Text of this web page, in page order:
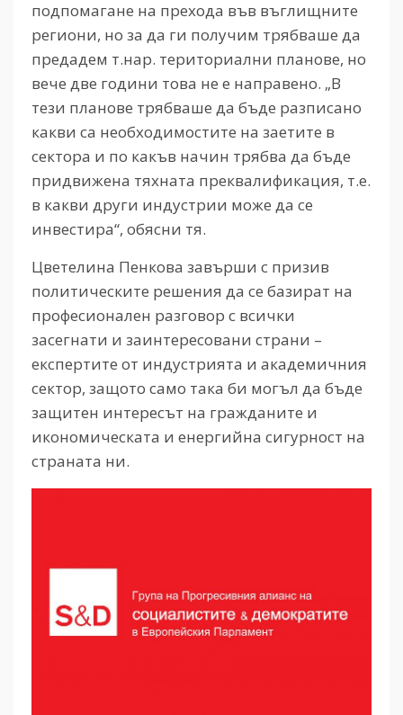
подпомагане на прехода във въглищните
региони, но за да ги получим трябваше да
предадем т.нар. териториални планове, но
вече две години това не е направено. „В
тези планове трябваше да бъде разписано
какви са необходимостите на заетите в
сектора и по какъв начин трябва да бъде
придвижена тяхната преквалификация, т.е.
в какви други индустрии може да се
инвестира“, обясни тя.
Цветелина Пенкова завърши с призив
политическите решения да се базират на
професионален разговор с всички
засегнати и заинтересовани страни –
експертите от индустрията и академичния
сектор, защото само така би могъл да бъде
защитен интересът на гражданите и
икономическата и енергийна сигурност на
страната ни.